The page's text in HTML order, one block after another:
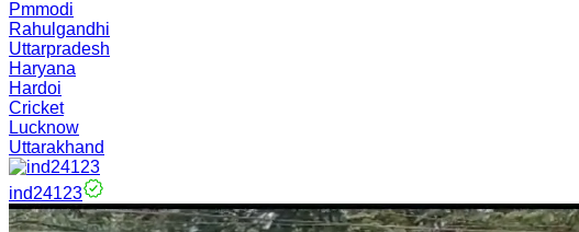
Pmmodi
Rahulgandhi
Uttarpradesh
Haryana
Hardoi
Cricket
Lucknow
Uttarakhand
ind24123